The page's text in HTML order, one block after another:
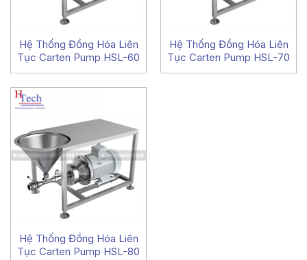
Hệ Thống Đồng Hóa Liên
Tục Carten Pump HSL-60
Hệ Thống Đồng Hóa Liên
Tục Carten Pump HSL-70
Hệ Thống Đồng Hóa Liên
Tục Carten Pump HSL-80